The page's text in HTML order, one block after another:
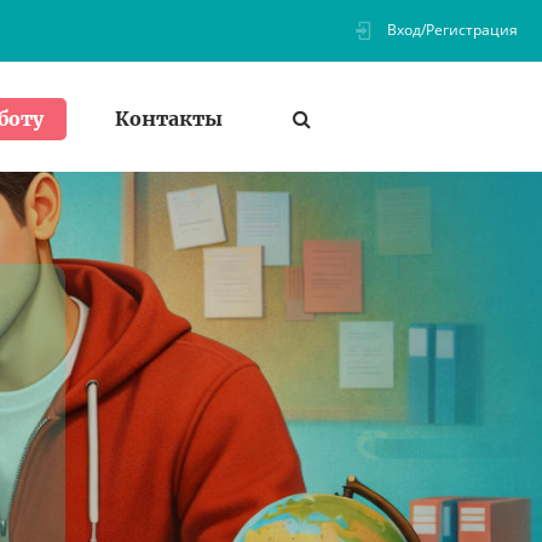
Вход/Регистрация
Контакты